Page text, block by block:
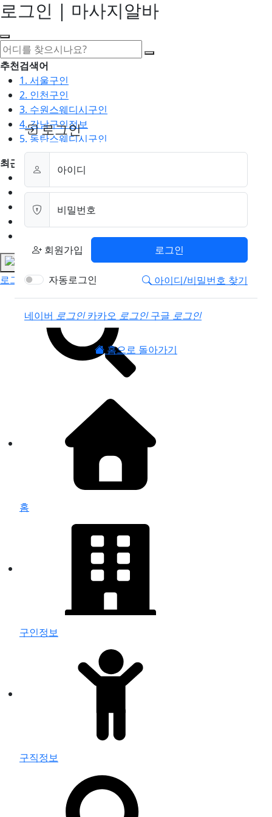
로그인 | 마사지알바
추천검색어
1. 서울구인
2. 인천구인
3. 수원스웨디시구인
4. 강남구인정보
5. 동탄스웨디시구인
최근검색어
1. 일산마사지구인
2. 성남아로마구인
3. 스웨디시구인
로그인
로그인
아이디
비밀번호
회원가입 로그인
자동로그인 아이디/비밀번호 찾기
소셜계정으로 로그인
네이버 로그인 카카오 로그인 구글 로그인
홈으로 돌아가기
홈
구인정보
구직정보